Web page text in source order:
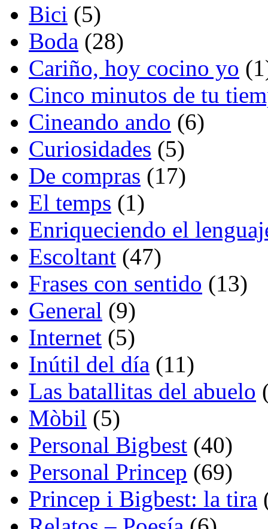
Bici (5)
Boda (28)
Cariño, hoy cocino yo
Cinco minutos de tu
Cineando ando (6)
Curiosidades (5)
De compras (17)
El temps (1)
Enriqueciendo el
Escoltant (47)
Frases con sentido (13)
General (9)
Internet (5)
Inútil del día (11)
Las batallitas del abuelo
Mòbil (5)
Personal Bigbest (40)
Personal Princep (69)
Princep i Bigbest: la tira